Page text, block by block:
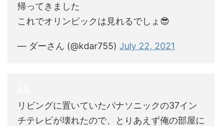
帰ってきました
これでオリンピックは見れるでしょ😎
— ダーさん (@kdar755) July 22, 2021
リビングに置いていたパナソニックの37イン
チテレビが壊れたので、とりあえず俺の部屋に